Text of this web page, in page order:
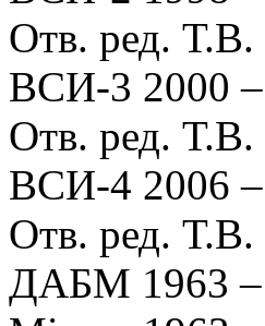
Отв. ред.
ВСИ-3 2000 –
Отв. ред.
ВСИ-4 2006 –
Отв. ред.
ДАБМ 1963 –